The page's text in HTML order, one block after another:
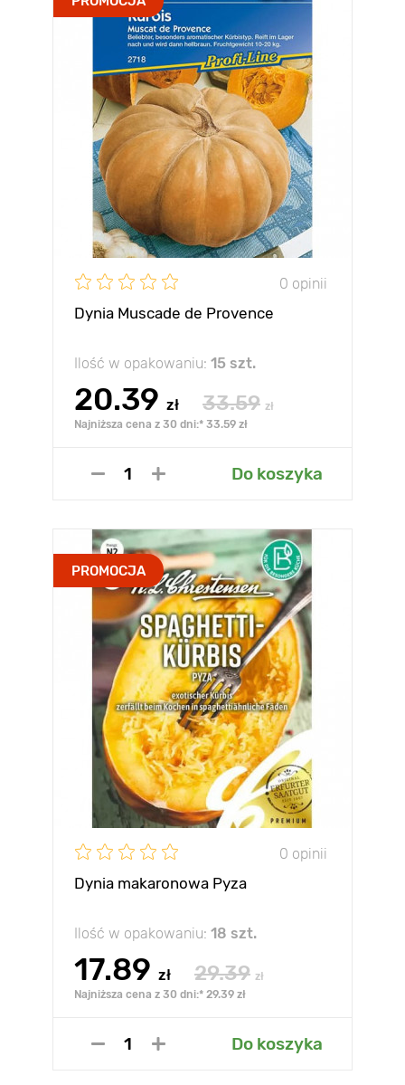
0 opinii
Dynia Muscade de Provence
Ilość w opakowaniu: 15 szt.
20.39 zł 33.59 zł
Najniższa cena z 30 dni:* 33.59 zł
Do koszyka
PROMOCJA
0 opinii
Dynia makaronowa Pyza
Ilość w opakowaniu: 18 szt.
17.89 zł 29.39 zł
Najniższa cena z 30 dni:* 29.39 zł
Do koszyka